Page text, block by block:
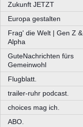
Zukunft JETZT
Europa gestalten
Frag' die Welt | Gen Z &
Alpha
GuteNachrichten fürs
Gemeinwohl
Flugblatt.
trailer-ruhr podcast.
choices mag ich.
ABO.